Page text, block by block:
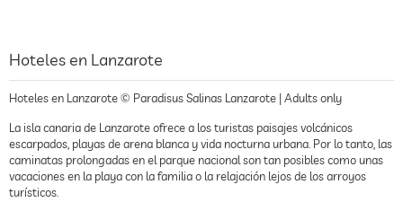
Hoteles en Lanzarote
Hoteles en Lanzarote © Paradisus Salinas Lanzarote | Adults only
La isla canaria de Lanzarote ofrece a los turistas paisajes volcánicos
escarpados, playas de arena blanca y vida nocturna urbana. Por lo tanto, las
caminatas prolongadas en el parque nacional son tan posibles como unas
vacaciones en la playa con la familia o la relajación lejos de los arroyos
turísticos.